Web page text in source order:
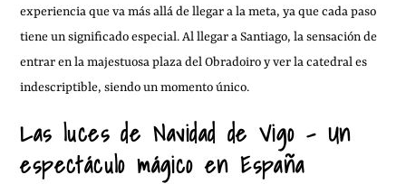
experiencia que va más allá de llegar a la meta, ya que cada paso
tiene un significado especial. Al llegar a Santiago, la sensación de
entrar en la majestuosa plaza del Obradoiro y ver la catedral es
indescriptible, siendo un momento único.
Las luces de Navidad de Vigo – Un
espectáculo mágico en España